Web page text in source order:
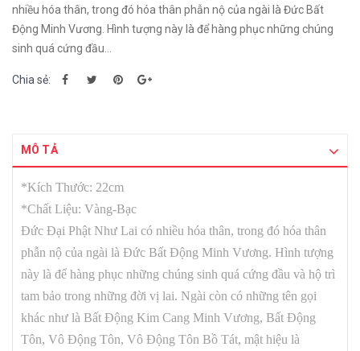
nhiều hóa thân, trong đó hóa thân phẫn nộ của ngài là Đức Bất
Động Minh Vương. Hình tượng này là để hàng phục những chúng
sinh quá cứng đầu...
Chia sẻ:
MÔ TẢ
*Kích Thước: 22cm
*Chất Liệu: Vàng-Bạc
Đức Đại Phật Như Lai có nhiều hóa thân, trong đó hóa thân
phẫn nộ của ngài là Đức Bất Động Minh Vương. Hình tượng
này là để hàng phục những chúng sinh quá cứng đầu và hộ trì
tam bảo trong những đời vị lai. Ngài còn có những tên gọi
khác như là Bất Động Kim Cang Minh Vương, Bất Động
Tôn, Vô Động Tôn, Vô Động Tôn Bồ Tát, mật hiệu là